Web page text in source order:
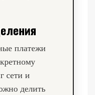
платежи
сети и
делить